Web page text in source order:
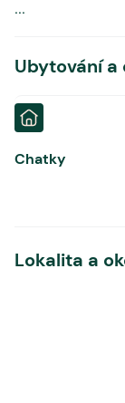
...
Ubytování a
Chatky
Lokalita a